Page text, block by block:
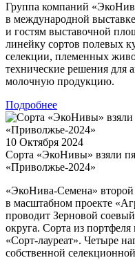
Группа компаний
в международной
и гостям выставочной
линейку сортов полевых
селекции, племенных
технические решения для
молочную продукцию.
Подробнее
10 Октября 2024
Сорта «ЭкоНивы» взяли
«Приволжье-2024»
«ЭкоНива-Семена» второй
в масштабном проекте
проводит Зерновой
округа. Сорта из
«Сорт-лауреат». Четыре
собственной